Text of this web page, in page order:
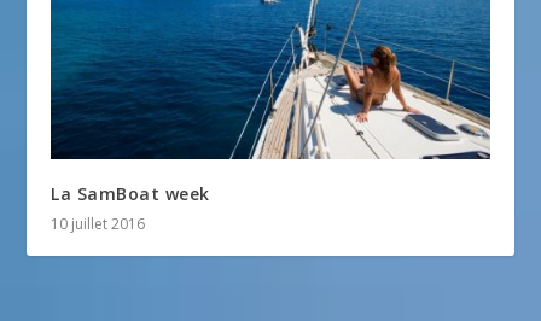
La SamBoat week
10 juillet 2016